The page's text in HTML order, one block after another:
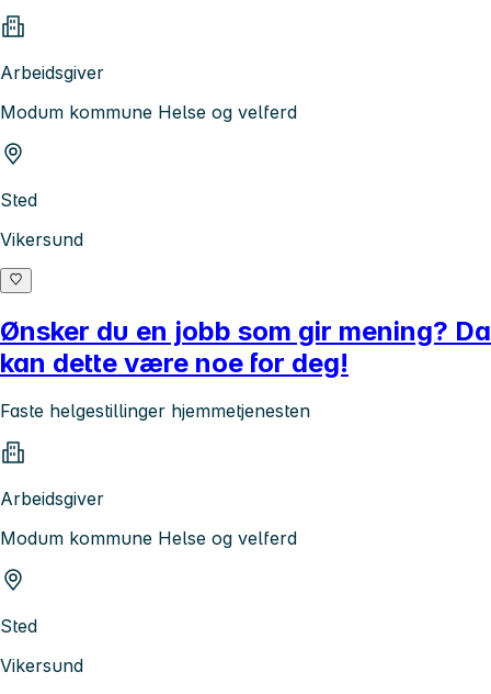
Arbeidsgiver
Modum kommune Helse og velferd
Sted
Vikersund
Ønsker du en jobb som gir mening? Da
kan dette være noe for deg!
Faste helgestillinger hjemmetjenesten
Arbeidsgiver
Modum kommune Helse og velferd
Sted
Vikersund